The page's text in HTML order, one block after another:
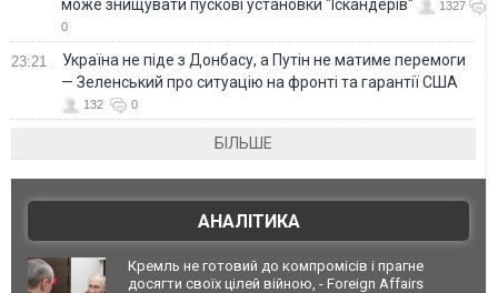
може знищувати пускові установки "Іскандерів"
1327
0
23:21
Україна не піде з Донбасу, а Путін не матиме перемоги
— Зеленський про ситуацію на фронті та гарантії США
132 0
БІЛЬШЕ
АНАЛІТИКА
Кремль не готовий до компромісів і прагне
досягти своїх цілей війною, - Foreign Affairs